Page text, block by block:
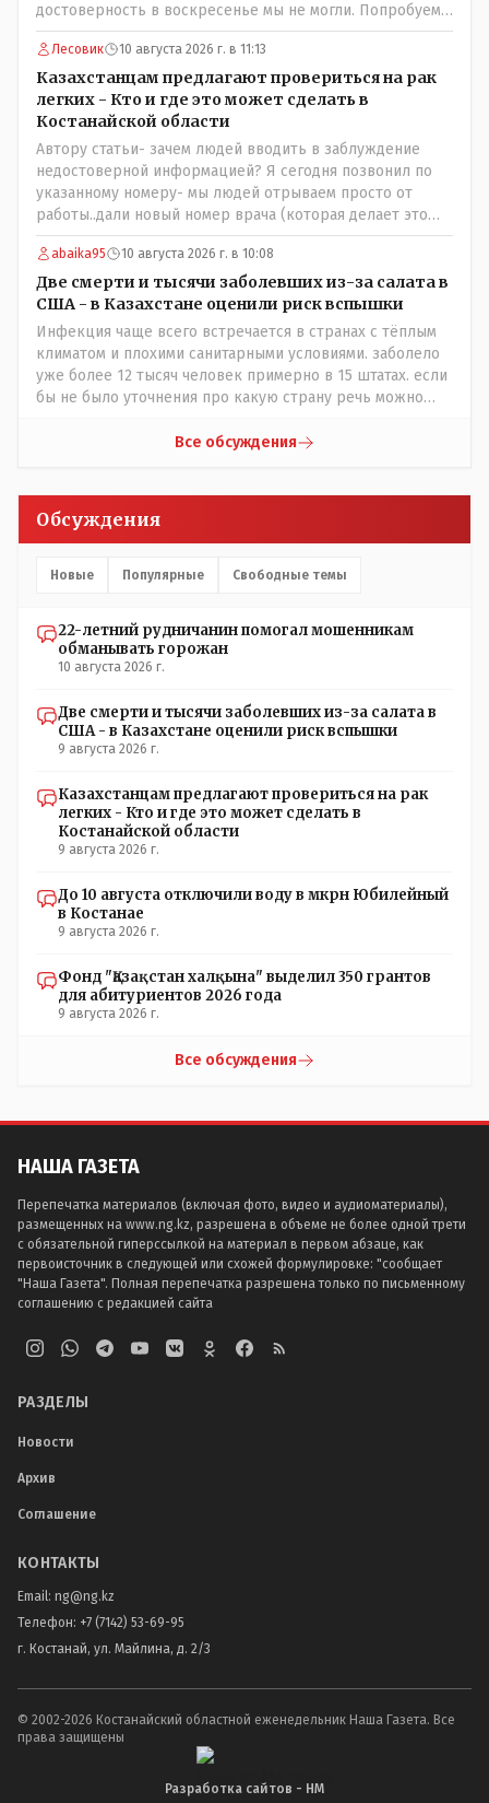
достоверность в воскресенье мы не могли. Попробуем
уточнить в управлении здравоохранения
Лесовик 10 августа 2026 г. в 11:13
Казахстанцам предлагают провериться на рак
легких - Кто и где это может сделать в
Костанайской области
Автору статьи- зачем людей вводить в заблуждение
недостоверной информацией? Я сегодня позвонил по
указанному номеру- мы людей отрываем просто от
работы..дали новый номер врача (которая делает это
обследование и она также не записывает. Записывают к
ней на прием только участковая медсестра, к которой и
необходимо обратиться! Короче гемор еще тот в
ограниченное время..
abaika95 10 августа 2026 г. в 10:08
Две смерти и тысячи заболевших из-за салата в
США - в Казахстане оценили риск вспышки
Инфекция чаще всего встречается в странах с тёплым
климатом и плохими санитарными условиями. заболело
уже более 12 тысяч человек примерно в 15 штатах. если
бы не было уточнения про какую страну речь можно
Все обсуждения
Обсуждения
Новые Популярные Свободные темы
22-летний рудничанин помогал мошенникам
обманывать горожан
10 августа 2026 г.
Две смерти и тысячи заболевших из-за салата в
США - в Казахстане оценили риск вспышки
9 августа 2026 г.
Казахстанцам предлагают провериться на рак
легких - Кто и где это может сделать в
Костанайской области
9 августа 2026 г.
До 10 августа отключили воду в мкрн Юбилейный
в Костанае
9 августа 2026 г.
Фонд "Қазақстан халқына" выделил 350 грантов
для абитуриентов 2026 года
9 августа 2026 г.
Все обсуждения
НАША ГАЗЕТА
Перепечатка материалов (включая фото, видео и аудиоматериалы),
размещенных на www.ng.kz, разрешена в объеме не более одной трети
с обязательной гиперссылкой на материал в первом абзаце, как
первоисточник в следующей или схожей формулировке: "сообщает
"Наша Газета". Полная перепечатка разрешена только по письменному
соглашению с редакцией сайта
РАЗДЕЛЫ
Новости
Архив
Соглашение
КОНТАКТЫ
Email: ng@ng.kz
Телефон: +7 (7142) 53-69-95
г. Костанай, ул. Майлина, д. 2/3
© 2002-2026 Костанайский областной еженедельник Наша Газета. Все
права защищены
Разработка сайтов - НМ